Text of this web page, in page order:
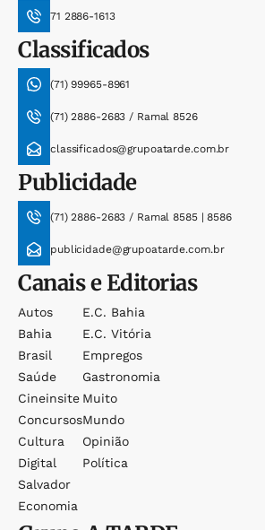
71 2886-1613
Classificados
(71) 99965-8961
(71) 2886-2683 / Ramal 8526
classificados@grupoatarde.com.br
Publicidade
(71) 2886-2683 / Ramal 8585 | 8586
publicidade@grupoatarde.com.br
Canais e Editorias
Autos
Bahia
Brasil
Saúde
Cineinsite
Concursos
Cultura
Digital
Salvador
Economia
E.c. Bahia
E.c. Vitória
Empregos
Gastronomia
Muito
Mundo
Opinião
Política